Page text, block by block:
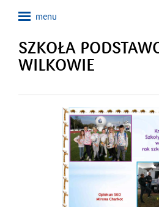
SZKOŁA
WILKOWIE